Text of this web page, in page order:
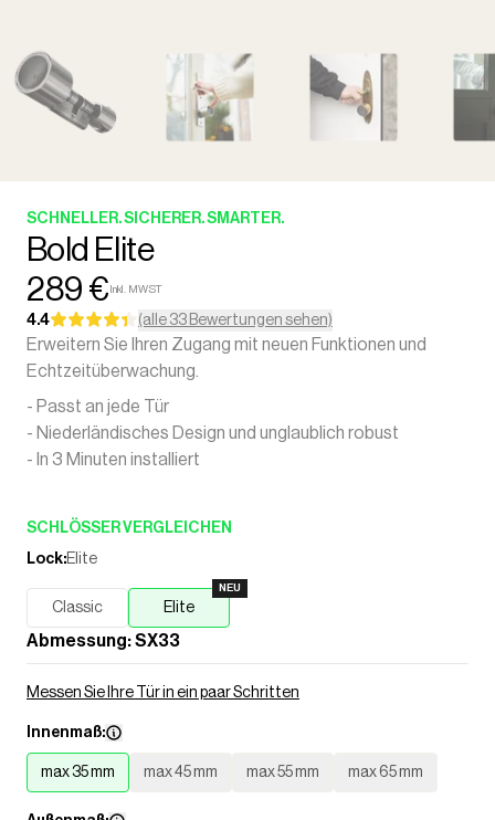
SCHNELLER. SICHERER. SMARTER.
Bold Elite
289 € Inkl. MWST
4.4 (alle 33 Bewertungen sehen)
Erweitern Sie Ihren Zugang mit neuen Funktionen und
Echtzeitüberwachung.
- Passt an jede Tür
- Niederländisches Design und unglaublich robust
- In 3 Minuten installiert
SCHLÖSSER VERGLEICHEN
Lock:Elite
Classic Elite
NEU
Abmessung: SX33
Messen Sie Ihre Tür in ein paar Schritten
Innenmaß:
max 35 mm max 45 mm max 55 mm max 65 mm